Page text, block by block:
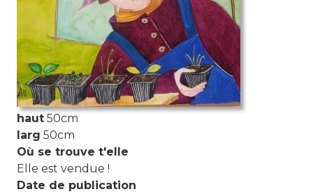
haut 50cm
larg 50cm
Où se trouve t'elle
Elle est vendue !
Date de publication